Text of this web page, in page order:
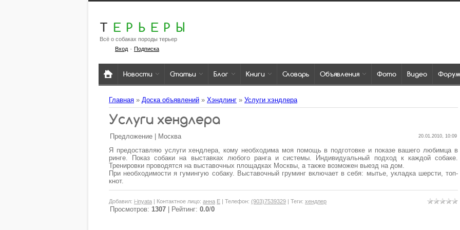
Т ЕРЬЕРЫ
Всё о собаках породы терьер
Вход· Подписка
Новости Статьи Блог Книги Словарь Объявления Фото Видео Форум
Главная » Доска объявлений » Хэндлинг » Услуги хэндлера
Услуги хендлера
Предложение | Москва 20.01.2010, 10:09
Я предоставляю услуги хендлера, кому необходима моя помощь в подготовке и показе вашего любимца в
ринге. Показ собаки на выставках любого ранга и системы. Индивидуальный подход к каждой собаке.
Тренировки проводятся на выставочных площадках Москвы, а также возможен выезд на дом.
При необходимости я гумингую собаку. Выставочный груминг включает в себя: мытье, укладка шерсти, топ-
кнот.
Добавил: i-inyata | Контактное лицо: анна E | Телефон: (903)7539329 | Теги: хендлер
Просмотров: 1307 Рейтинг: 0.0/0